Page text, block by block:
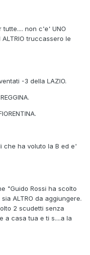
non c'e' UNO
ALTRIO truccassero le
-3 della LAZIO.
che ha voluto la B ed e'
"Guido Rossi ha scolto
ALTRO da aggiungere.
2 scudetti senza
a casa tua e ti s....a la